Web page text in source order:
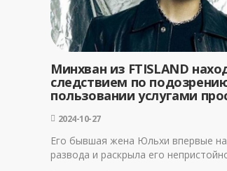
Минхван из FTISLAND
следствием по
пользовании услугами
2024-10-27
Его бывшая жена Юльхи впервые
развода и раскрыла его